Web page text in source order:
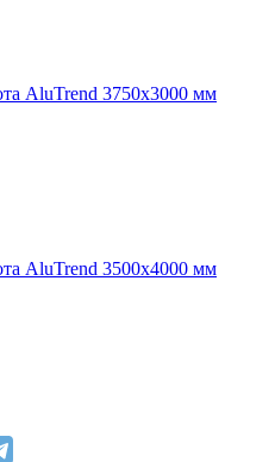
AluTrend 3750х3000 мм
AluTrend 3500х4000 мм